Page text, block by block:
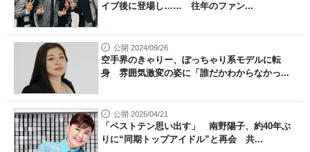
イブ後に登場し…… 往年のファン...
公開 2024/09/26
空手界のきゃりー、ぽっちゃり系モデルに転
身 雰囲気激変の姿に「誰だかわからなかっ...
公開 2026/04/21
「ベストテン思い出す」 南野陽子、約40年ぶ
りに“同期トップアイドル”と再会 共...